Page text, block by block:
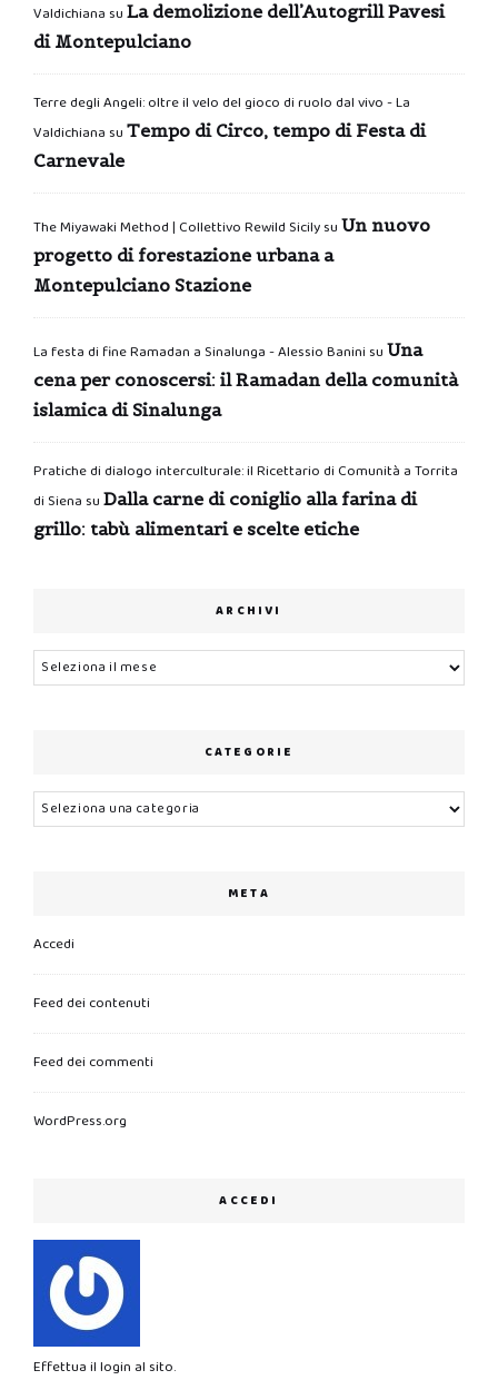
Valdichiana su La demolizione dell’Autogrill Pavesi
di Montepulciano
Terre degli Angeli: oltre il velo del gioco di ruolo dal vivo - La
Valdichiana su Tempo di Circo, tempo di Festa di
Carnevale
The Miyawaki Method | Collettivo Rewild Sicilysu Un nuovo
progetto di forestazione urbana a
Montepulciano Stazione
La festa di fine Ramadan a Sinalunga - Alessio Banini su Una
cena per conoscersi: il Ramadan della comunità
islamica di Sinalunga
Pratiche di dialogo interculturale: il Ricettario di Comunità a Torrita
di Siena su Dalla carne di coniglio alla farina di
grillo: tabù alimentari e scelte etiche
ARCHIVI
Archivi
CATEGORIE
Categorie
META
Accedi
Feed dei contenuti
Feed dei commenti
WordPress.org
ACCEDI
Effettua il login al sito.